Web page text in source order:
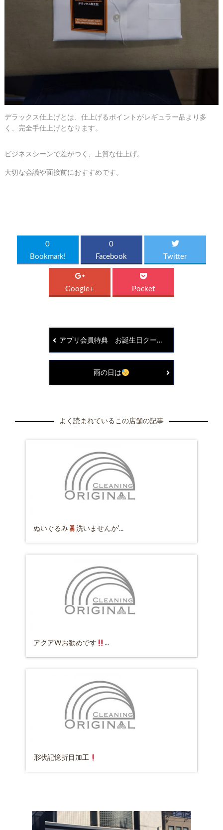
デラックス仕上げとは、仕上げるポイントがレギュラー品より多
く、完全手仕上げとなります。
ビジネスシーンで差がつく、上質な仕上げ。
大切な会議や面接前におすすめです。
0
Bookmark!
0
Facebook
Twitter
Google+ Pocket
アプリ会員特典 お誕生日クーポン配信しています
雨の日は
よく読まれているこの店舗の記事
ぬいぐるみ 洗いませんか'...
アクアWお勧めです ...
形状記憶折目加工